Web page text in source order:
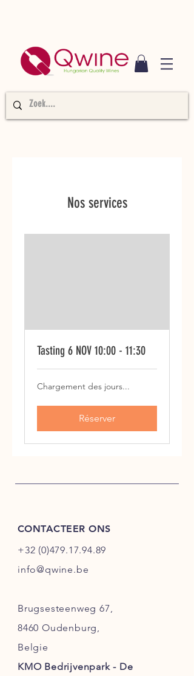
Nos services
Tasting 6 NOV 10:00 - 11:30
Chargement des jours...
Réserver
CONTACTEER ONS
+32 (0)479.17.94.89
info@qwine.be
Brugsesteenweg 67,
8460 Oudenburg,
Belgie
KMO Bedrijvenpark - De